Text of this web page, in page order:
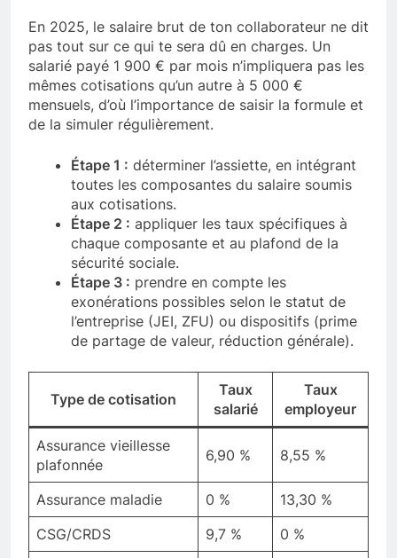
En 2025, le salaire brut de ton collaborateur ne dit
pas tout sur ce qui te sera dû en charges. Un
salarié payé 1 900 € par mois n’impliquera pas les
mêmes cotisations qu’un autre à 5 000 €
mensuels, d’où l’importance de saisir la formule et
de la simuler régulièrement.
Étape 1 : déterminer l’assiette, en intégrant
toutes les composantes du salaire soumis
aux cotisations.
Étape 2 : appliquer les taux spécifiques à
chaque composante et au plafond de la
sécurité sociale.
Étape 3 : prendre en compte les
exonérations possibles selon le statut de
l’entreprise (JEI, ZFU) ou dispositifs (prime
de partage de valeur, réduction générale).
Type de cotisation
Taux
salarié
Taux
employeur
Assurance vieillesse
plafonnée
6,90 % 8,55 %
Assurance maladie 0 %
13,30 %
CSG/CRDS
9,7 %
0 %